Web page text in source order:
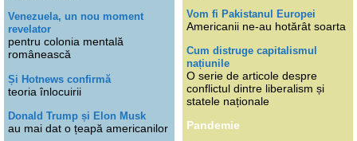
Venezuela, un nou moment
revelator
pentru colonia mentală
românească
Și Hotnews confirmă
teoria înlocuirii
Donald Trump și Elon Musk
au mai dat o țeapă americanilor
Vom fi Pakistanul Europei
Americanii ne-au hotărât soarta
Cum distruge capitalismul
națiunile
O serie de articole despre
conflictul dintre liberalism și
statele naționale
Pandemie